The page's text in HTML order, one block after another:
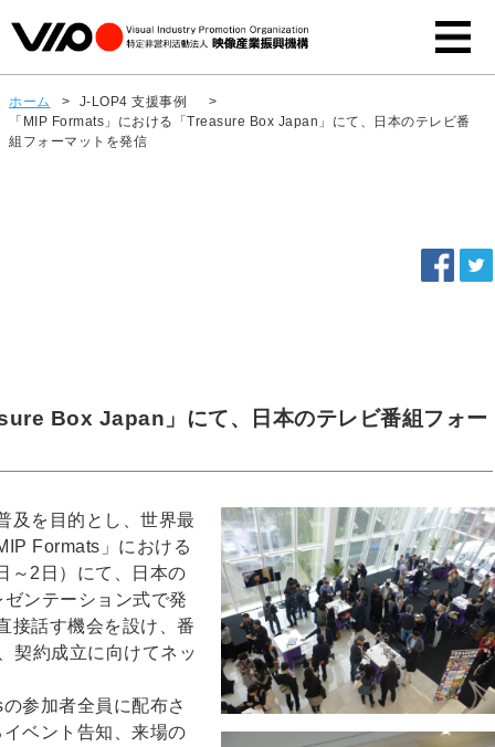
ホーム > J-LOP4 支援事例
>
「MIP Formats」における「Treasure Box Japan」にて、日本のテレビ番
組フォーマットを発信
Box Japan」にて、日本のテレビ番組フォー
及を目的とし、世界最
Formats」における
～2日）にて、日本の
ンテーション式で発
接話す機会を設け、番
契約成立に向けてネッ
参加者全員に配布さ
ベント告知、来場の